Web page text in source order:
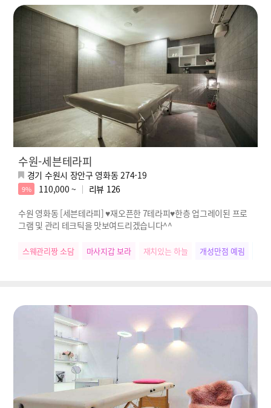
수원-세븐테라피
경기 수원시 장안구 영화동 274-19
9% 110,000 ~ 리뷰 126
수원 영화동 [세븐테라피] ♥재오픈한 7테라피♥한층 업그레이된 프로
그램 및 관리 테크틱을 맛보여드리겠습니다^^
스웨관리짱 소담 마사지갑 보라 재치있는 하늘 개성만점 예림